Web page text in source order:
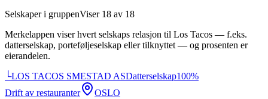
Selskaper i gruppenViser 18 av 18
Merkelappen viser hvert selskaps relasjon til Los Tacos — f.eks.
datterselskap, porteføljeselskap eller tilknyttet — og prosenten er
eierandelen.
└LOS TACOS SMESTAD ASDatterselskap100%
Drift av restauranter
OSLO